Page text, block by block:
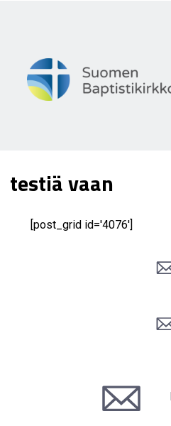
testiä vaan
[post_grid id='4076']